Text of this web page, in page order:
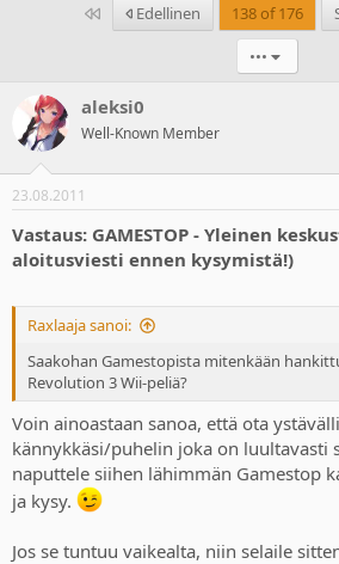
k
e
t
u
n
a
o
t
t
a
j
a
o
i
ä
ä
m
ä
Ensimmäinen
Edellinen 138 of 176
•••
aleksi0
Well-Known Member
23.08.2011
Vastaus: GAMESTOP - Yleinen
aloitusviesti ennen kysymistä!)
Raxlaaja sanoi:
Saakohan Gamestopista mitenkään
Revolution 3 Wii-peliä?
Voin ainoastaan sanoa, että ota
kännykkäsi/puhelin joka on luultavasti
naputtele siihen lähimmän Gamestop
ja kysy.
Jos se tuntuu vaikealta, niin selaile